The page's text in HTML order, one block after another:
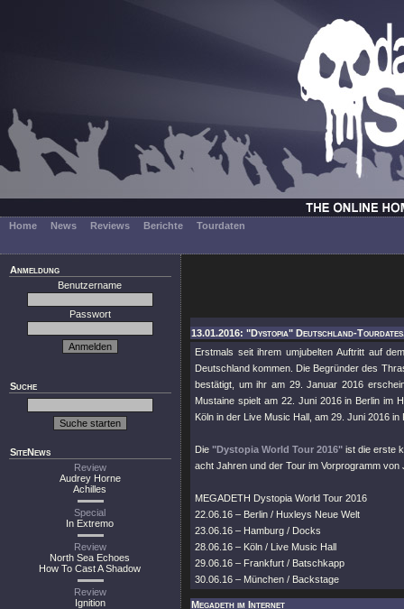
Home News Reviews Berichte Tourdaten
Anmeldung
Benutzername
Passwort
Suche
SiteNews
Review
Audrey Horne
Achilles
Special
In Extremo
Review
North Sea Echoes
How To Cast A Shadow
Review
Ignition
13.01.2016: "Dystopia" Deutschland-
Erstmals seit ihrem umjubelten Auftritt auf
Deutschland kommen. Die Begründer des
bestätigt, um ihr am 29. Januar 2016
Mustaine spielt am 22. Juni 2016 in Berlin im
Köln in der Live Music Hall, am 29. Juni 2016
Die"Dystopia World Tour 2016" ist die erste
acht Jahren und der Tour im Vorprogramm
MEGADETH Dystopia World Tour 2016
22.06.16 – Berlin / Huxleys Neue Welt
23.06.16 – Hamburg / Docks
28.06.16 – Köln / Live Music Hall
29.06.16 – Frankfurt / Batschkapp
30.06.16 – München / Backstage
Megadeth im Internet